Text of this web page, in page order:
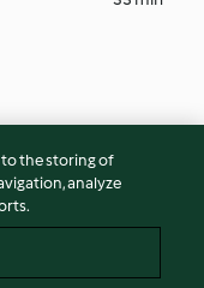
to the storing of
analyze